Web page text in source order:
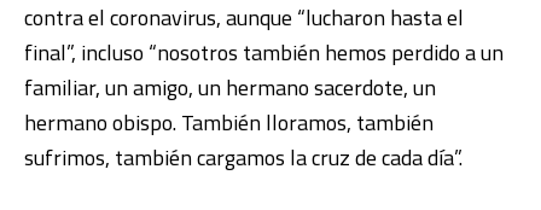
contra el coronavirus, aunque “lucharon hasta el
final”, incluso “nosotros también hemos perdido a un
familiar, un amigo, un hermano sacerdote, un
hermano obispo. También lloramos, también
sufrimos, también cargamos la cruz de cada día”.